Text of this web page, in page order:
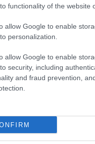
functionality of the website
allow Google to enable
personalization.
allow Google to enable
security, including
and fraud prevention,
να διοργανώσει το
τον Δεκέμβριο –
υψηλές πτήσεις η
Ολλανδό»
πρωτο φιλικό τεστ της